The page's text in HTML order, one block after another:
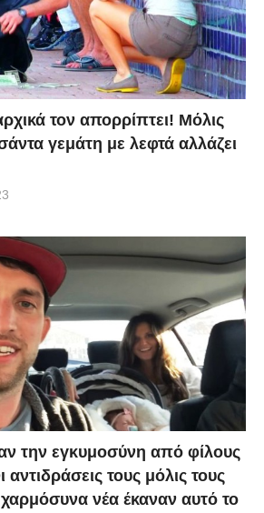
τον απορρίπτει! Μόλις
γεμάτη με λεφτά αλλάζει
την εγκυμοσύνη από φίλους
αντιδράσεις τους μόλις τους
νέα έκαναν αυτό το